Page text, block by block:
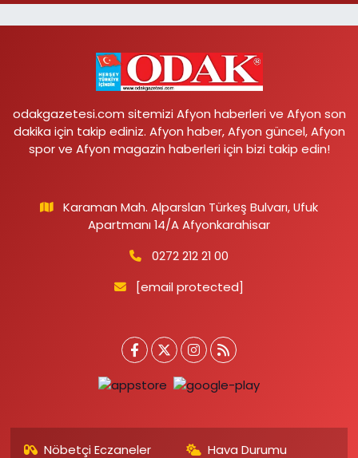
odakgazetesi.com sitemizi Afyon haberleri ve Afyon son
dakika için takip ediniz. Afyon haber, Afyon güncel, Afyon
spor ve Afyon magazin haberleri için bizi takip edin!
Karaman Mah. Alparslan Türkeş Bulvarı, Ufuk
Apartmanı 14/A Afyonkarahisar
0272 212 21 00
[email protected]
Nöbetçi Eczaneler Hava Durumu